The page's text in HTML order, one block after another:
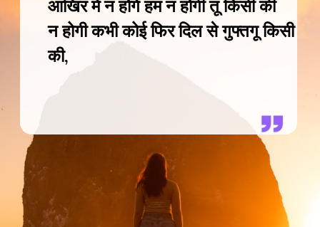
आखिर मे न होगे हम न होगी तू किसी की
न होगी कभी कोई फिर दिल से गुफ्तगू किसी
की,